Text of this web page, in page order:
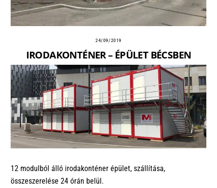
24/09/2019
IRODAKONTÉNER – ÉPÜLET BÉCSBEN
12 modulból álló irodakonténer épület, szállítása,
összeszerelése 24 órán belül.